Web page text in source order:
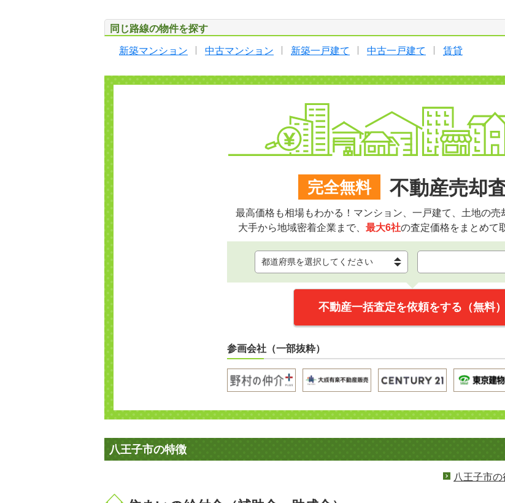
同じ路線の物件を探す
新築マンション 中古マンション 新築一戸建て 中古一戸建て 賃貸
完全無料 不動産売却
最高価格も相場もわかる！マンション、一戸建て、土地の売
大手から地域密着企業まで、 最大6社の査定価格をまとめて
不動産一括査定を依頼をする（無料）
参画会社（一部抜粋）
八王子市の特徴
八王子市